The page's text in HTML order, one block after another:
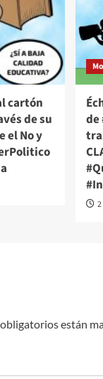
cartón
de su
el No y
de
están